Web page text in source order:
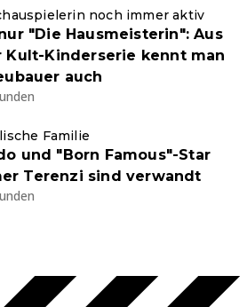
noch immer aktiv
"Die Hausmeisterin": Aus
Kult-Kinderserie kennt man
auch
Familie
und "Born Famous"-Star
Terenzi sind verwandt